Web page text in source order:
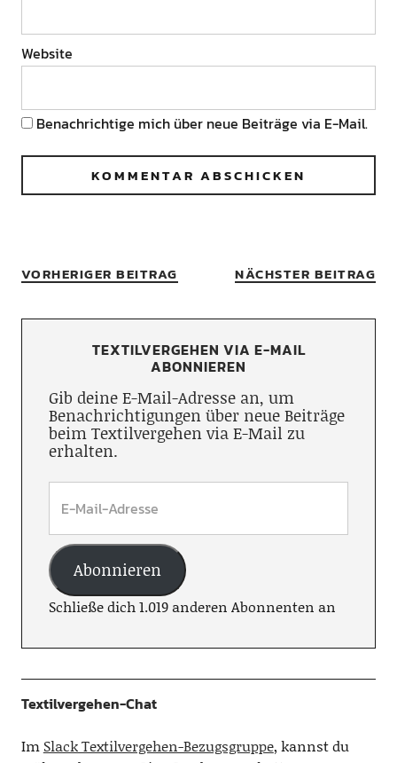
Website
Benachrichtige mich über neue Beiträge via E-Mail.
VORHERIGER BEITRAG NÄCHSTER BEITRAG
TEXTILVERGEHEN VIA E-MAIL
ABONNIEREN
Gib deine E-Mail-Adresse an, um
Benachrichtigungen über neue Beiträge
beim Textilvergehen via E-Mail zu
erhalten.
Abonnieren
Schließe dich 1.019 anderen Abonnenten an
Textilvergehen-Chat
Im Slack Textilvergehen-Bezugsgruppe, kannst du